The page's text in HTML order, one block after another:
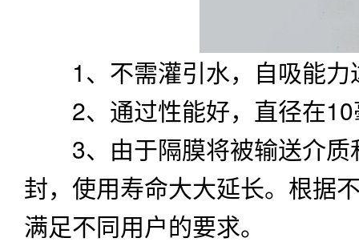
满足不同用户的要求。
4、泵体介质流经部份，可
防爆式、调速式，该泵正应用
5、各种剧毒、易燃、易挥
6、各种强酸、强碱、强腐